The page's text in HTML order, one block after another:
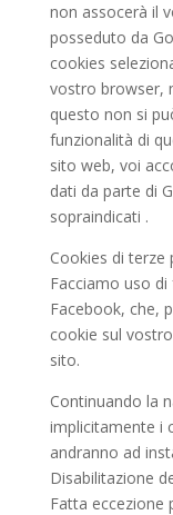
non assocerà il
posseduto da
cookies
vostro browser,
questo non si
funzionalità di
sito web, voi
dati da parte di
sopraindicati .
Cookies di terze
Facciamo uso
Facebook, che,
cookie sul
sito.
Continuando la
implicitamente i
andranno ad
Disabilitazione
Fatta eccezione